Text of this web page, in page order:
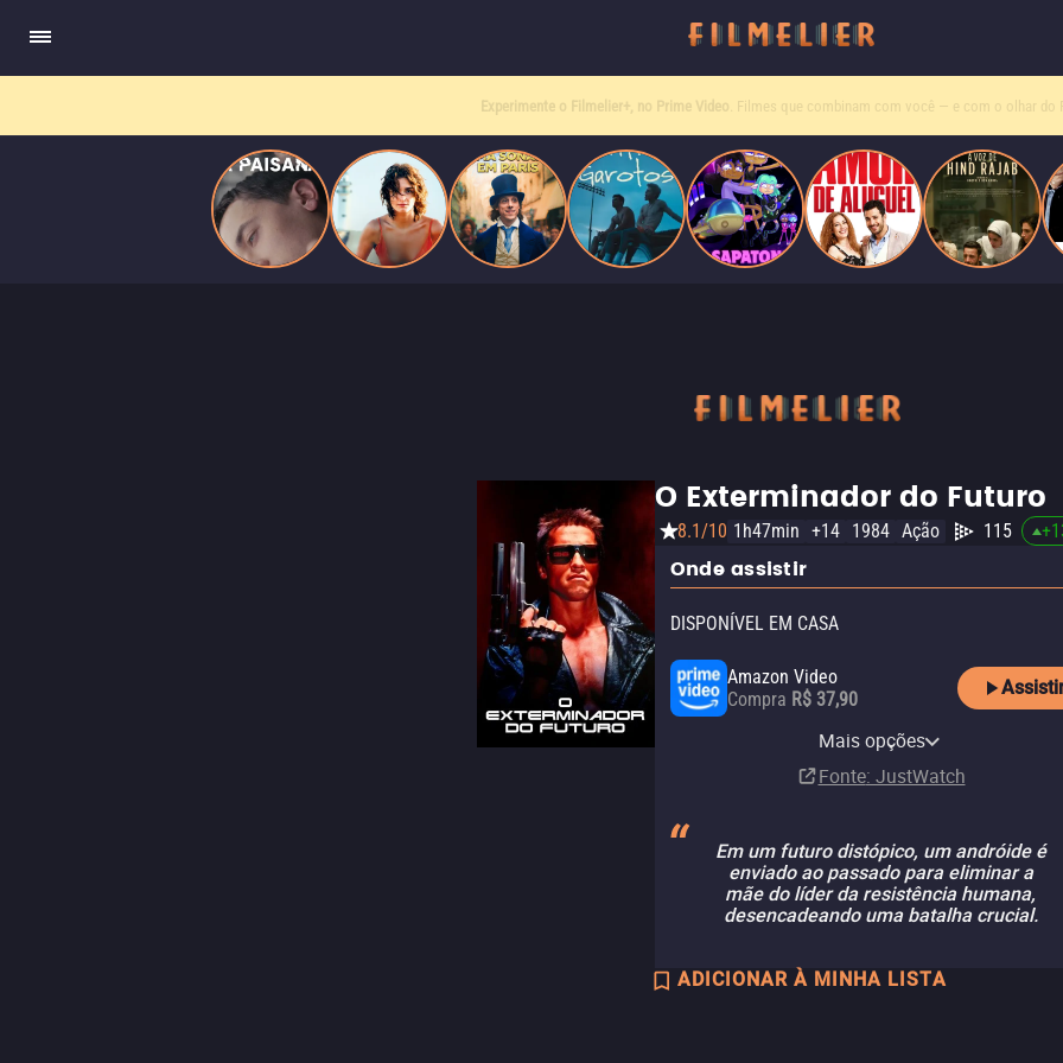
Entre tantas opções,receba o que mais vale seu tempo! Toda sexta, no seu e-mail.
O Exterminador do Futuro
8.1/10 1h47min +14 1984 Ação 115 +
Onde assistir
DISPONÍVEL EM CASA
Amazon Video
Compra R$ 37,90
Apple TV Store
R$ 11,90
MGM Plus Amazon Channel
Assinatura
MGM+ Apple TV Channel
AssinaturaMais opções
Fonte: JustWatch
Em um futuro distópico, um andróide é
enviado ao passado para eliminar a
mãe do líder da resistência humana,
desencadeando uma batalha crucial.
ADICIONAR À MINHA LISTA